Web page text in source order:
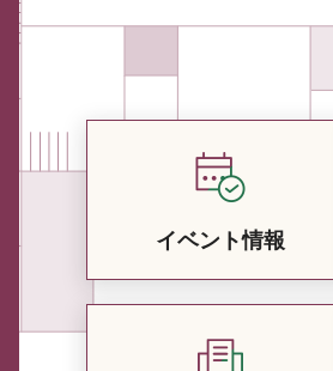
イベント情報